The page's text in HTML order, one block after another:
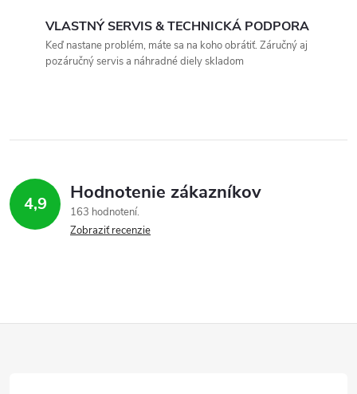
VLASTNÝ SERVIS & TECHNICKÁ PODPORA
Keď nastane problém, máte sa na koho obrátiť. Záručný aj
pozáručný servis a náhradné diely skladom
4,9 Hodnotenie zákazníkov
163 hodnotení
Zobraziť recenzie